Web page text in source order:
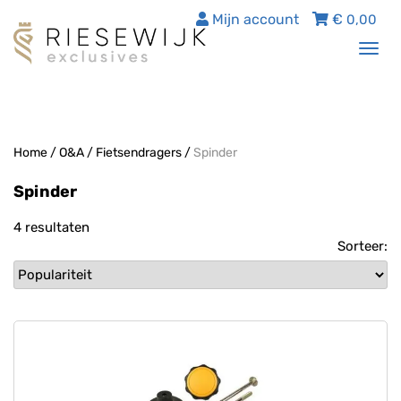
€ 0,00
Mijn account
Home/O&A/ Fietsendragers/Spinder
Spinder
4 resultaten
Sorteer: